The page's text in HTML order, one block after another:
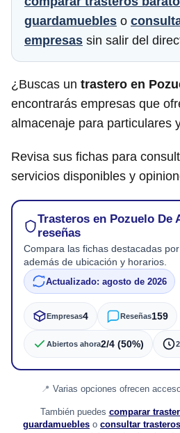
guardamuebles o
empresas sin salir del
¿Buscas un trastero en
encontrarás empresas que
almacenaje para particulares
Revisa sus fichas para
servicios disponibles y
Trasteros en Pozuelo De
reseñas
Compara las fichas destacadas
además de ubicación y horarios.
Actualizado: agosto de 2026
Empresas4 Reseñas159
Abiertos ahora2/4 (50%)
Varias opciones ofrecen
También puedes comparar
guardamuebles o consultar